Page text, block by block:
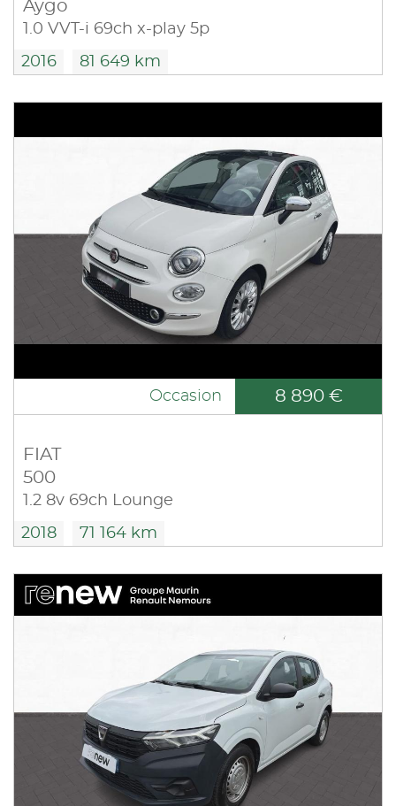
Aygo
1.0 VVT-i 69ch x-play 5p
2016 81 649 km
Occasion 8 890 €
FIAT
500
1.2 8v 69ch Lounge
2018 71 164 km